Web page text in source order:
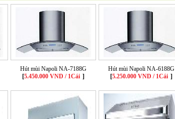
Hút mùi Napoli NA-7188G
[5.450.000 VND / 1Cái ]
Hút mùi Napoli NA-6188G
[5.250.000 VND / 1Cái ]